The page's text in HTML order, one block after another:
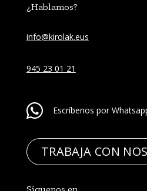
¿Hablamos?
info@kirolak.eus
945 23 01 21
Escríbenos por
TRABAJA CON